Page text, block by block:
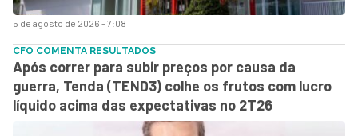
5 de agosto de 2026 - 7:08
CFO COMENTA RESULTADOS
Após correr para subir preços por causa da
guerra, Tenda (TEND3) colhe os frutos com lucro
líquido acima das expectativas no 2T26